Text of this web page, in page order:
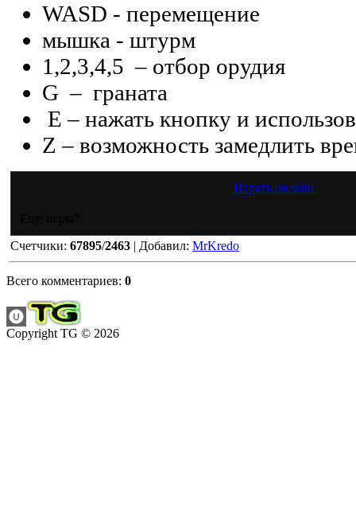
WASD - перемещение
мышка - штурм
1,2,3,4,5 – отбор орудия
G – граната
E – нажать кнопку и
Z – возможность замедлить
Играть онлайн
Счетчики: 67895/2463 | Добавил: MrKredo
Всего комментариев: 0
Copyright TG © 2026